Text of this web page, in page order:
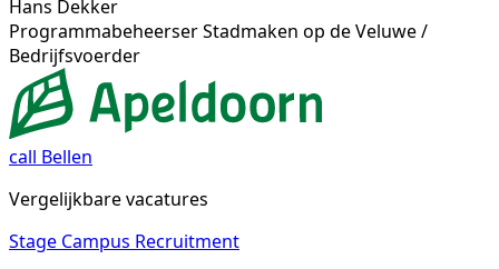
Hans Dekker
Programmabeheerser Stadmaken op de Veluwe /
Bedrijfsvoerder
call Bellen
Vergelijkbare vacatures
Stage Campus Recruitment